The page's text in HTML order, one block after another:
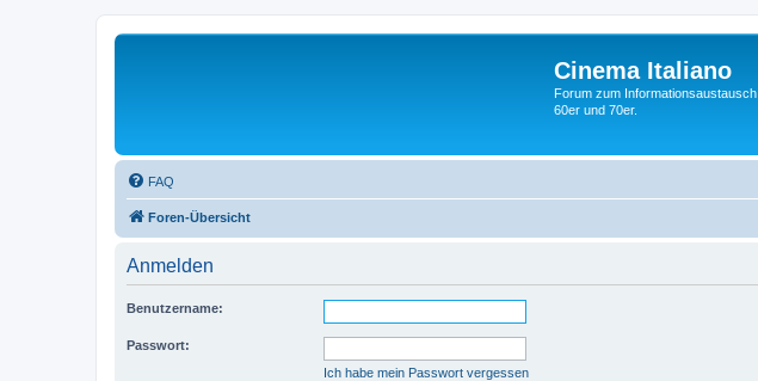
Cinema Italiano
Forum zum
60er und 70er.
FAQ
Foren-Übersicht
Anmelden
Benutzername:
Passwort:
Ich habe mein Passwort vergessen